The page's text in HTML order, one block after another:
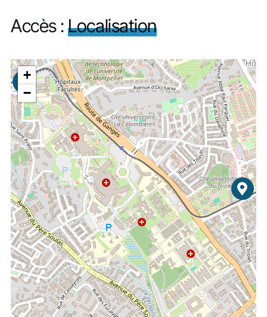
Accès :Localisation
+
−